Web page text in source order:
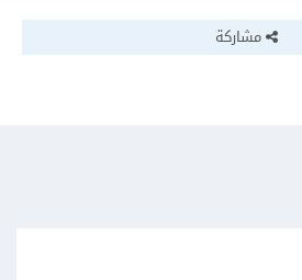
مشاركة